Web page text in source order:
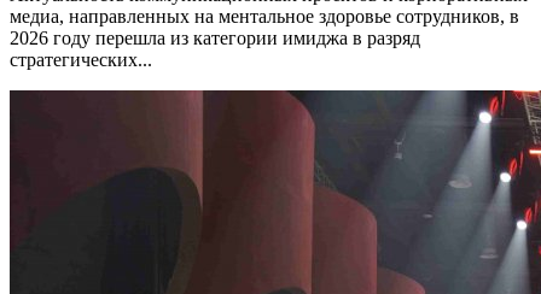
медиа, направленных на ментальное здоровье сотрудников, в
2026 году перешла из категории имиджа в разряд
стратегических...